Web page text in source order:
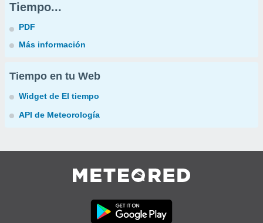
Tiempo...
PDF
Más información
Tiempo en tu Web
Widget de El tiempo
API de Meteorología